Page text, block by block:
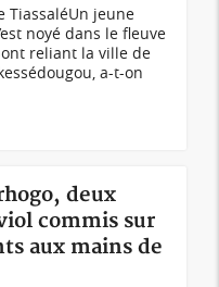
TiassaléUn jeune
noyé dans le fleuve
reliant la ville de
a-t-on
deux
commis sur
aux mains de